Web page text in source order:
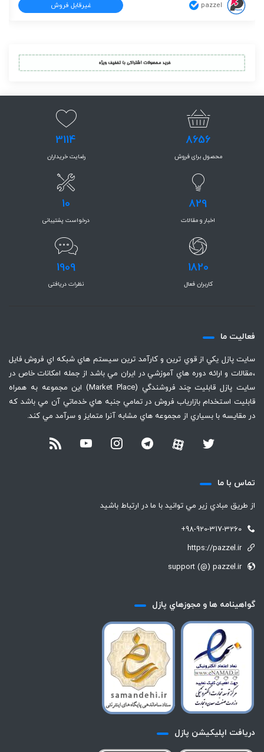
pazzel غیرقابل فروش
8656
محصول برای فروش
3114
رضایت خریداران
829
اخبار و مقالات
10
درخواست پشتیبانی
1820
کاربران فعال
1909
نظرات دریافتی
فعاليت ما
سايت پازل يكي از قوي ترين و كارآمد ترين سيستم هاي شبكه اي فروش فايل
،‌مقالات و ارائه دوره هاي آموزشي در ايران مي باشد از جمله امكانات خاص در
سايت پازل قابليت چند فروشندگي (Market Place) اين مجموعه به همراه
قابليت استخدام بازارياب فروش در تمامي جنبه هاي خدماتي آن مي باشد كه
در مقايسه با بسياري از مجموعه هاي مشابه آنرا متمايز و سرآمد مي كند.
تماس با ما
از طريق مبادي زير مي توانيد با ما در ارتباط باشيد
+98-920-317-3260
https://pazzel.ir
support (@) pazzel.ir
گواهينامه ها و مجوزهاي پازل
دريافت اپليكيشن پازل